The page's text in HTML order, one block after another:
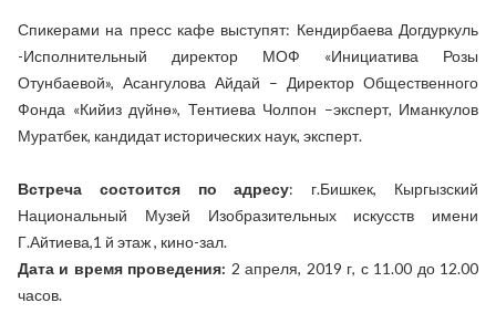
Спикерами на пресс кафе выступят: Кендирбаева Догдуркуль
-Исполнительный директор МОФ «Инициатива Розы
Отунбаевой», Асангулова Айдай – Директор Общественного
Фонда «Кийиз дүйнө», Тентиева Чолпон –эксперт, Иманкулов
Муратбек, кандидат исторических наук, эксперт.
Встреча состоится по адресу: г.Бишкек, Кыргызский
Национальный Музей Изобразительных искусств имени
Г.Айтиева,1 й этаж , кино-зал.
Дата и время проведения: 2 апреля, 2019 г, с 11.00 до 12.00
часов.